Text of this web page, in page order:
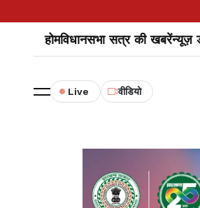
होमविधानसभा सत्र की खबरेंन्यूज़
Live वीडियो